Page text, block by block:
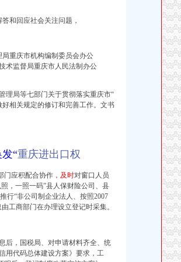
和回应社会关注问题，
重庆市机构编制委员会办公
术监督局重庆市人民法制办公
理局等七部门关于贯彻落实重庆市“
好相关规定的修订和完善工作。文书
“重庆进出口权
应积配合协作， 及时对窗口人员
一照一码”县人保财险公司、 县
行“非公司制企业法人、按照2007
工商部门在办理设立登记时采集。
后， 国税局、对申请材料齐全、统
代码总体建设方案》要求， 工